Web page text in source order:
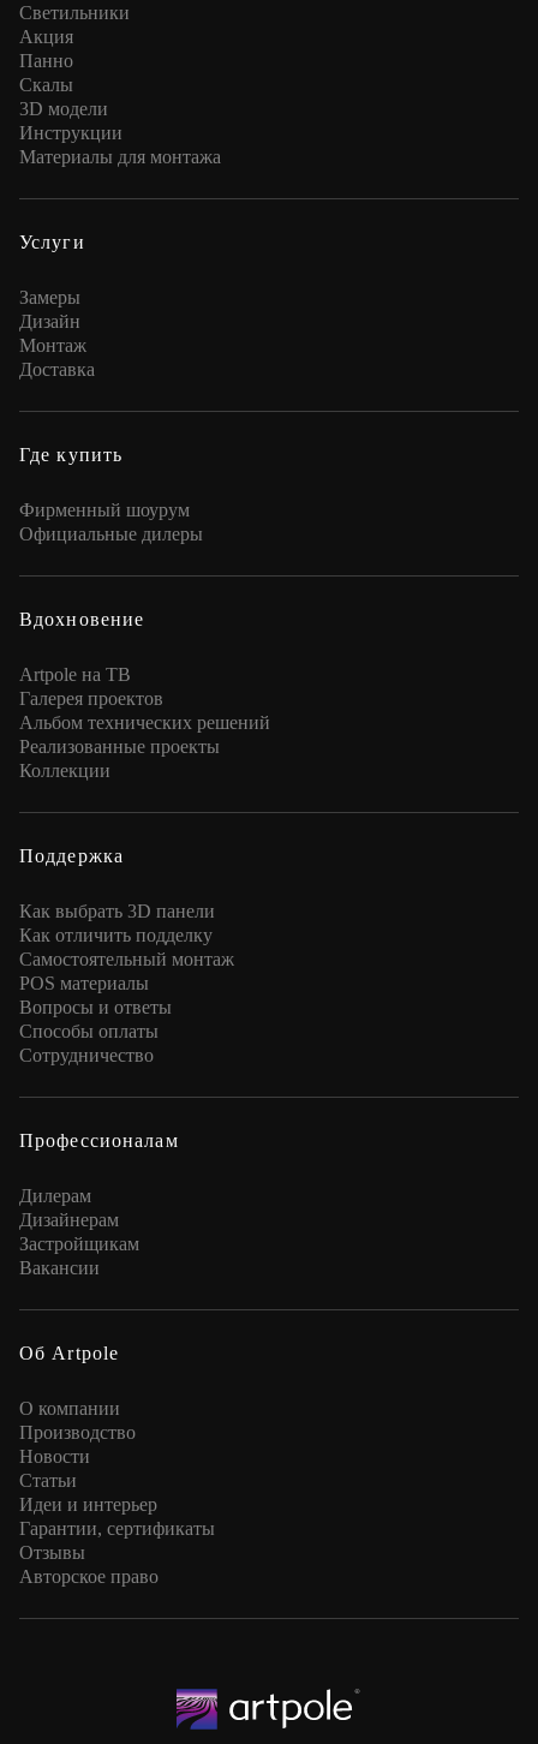
Cветильники
Акция
Панно
Скалы
3D модели
Инструкции
Материалы для монтажа
Услуги
Замеры
Дизайн
Монтаж
Доставка
Где купить
Фирменный шоурум
Официальные дилеры
Вдохновение
Artpole на ТВ
Галерея проектов
Альбом технических решений
Реализованные проекты
Коллекции
Поддержка
Как выбрать 3D панели
Как отличить подделку
Самостоятельный монтаж
POS материалы
Вопросы и ответы
Способы оплаты
Сотрудничество
Профессионалам
Дилерам
Дизайнерам
Застройщикам
Вакансии
Об Artpole
О компании
Производство
Новости
Статьи
Идеи и интерьер
Гарантии, сертификаты
Отзывы
Авторское право